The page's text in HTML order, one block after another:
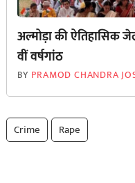
अल्मोड़ा की ऐतिहासिक
वीं वर्षगांठ
BY PRAMOD CHANDRA
Crime Rape